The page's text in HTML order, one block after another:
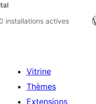
installations actives
Vitrine
Thèmes
Extensions